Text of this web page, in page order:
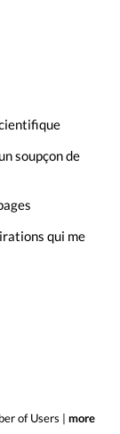
soupçon de
qui me
of Users | more